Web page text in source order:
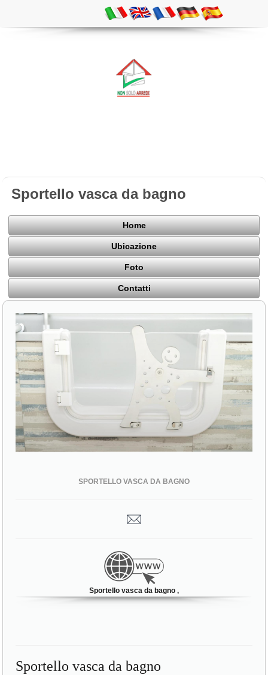
Sportello vasca da bagno
Home
Ubicazione
Foto
Contatti
SPORTELLO VASCA DA BAGNO
Sportello vasca da bagno ,
Sportello vasca da bagno